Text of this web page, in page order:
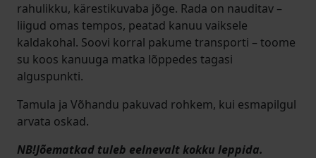
rahulikku, kärestikuvaba jõge. Rada on nauditav –
liigud omas tempos, peatad kanuu vaiksele
kaldakohal. Soovi korral pakume transporti – toome
su koos kanuuga matka lõppedes tagasi
alguspunkti.
Tamula ja Võhandu pakuvad rohkem, kui esmapilgul
arvata oskad.
NB!Jõematkad tuleb eelnevalt kokku leppida.